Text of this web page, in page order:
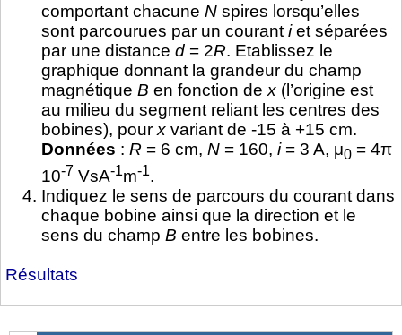
comportant chacune N spires lorsqu’elles
sont parcourues par un courant iet séparées
par une distance d = 2R. Etablissez le
graphique donnant la grandeur du champ
magnétique B en fonction de x (l’origine est
au milieu du segment reliant les centres des
bobines), pour x variant de -15 à +15 cm.
Données : R = 6 cm, N = 160, i= 3 A, μ0 = 4π
10-7 VsA-1m-1.
Indiquez le sens de parcours du courant dans
chaque bobine ainsi que la direction et le
sens du champ B entre les bobines.
Résultats